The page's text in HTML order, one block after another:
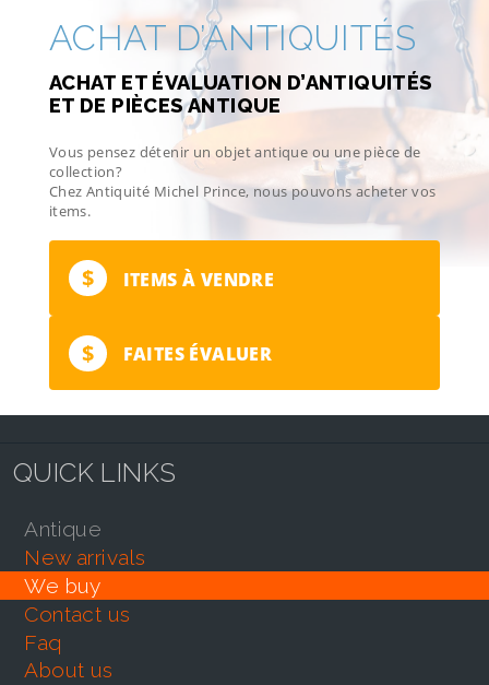
ACHAT D’ANTIQUITÉS
ACHAT ET ÉVALUATION D’ANTIQUITÉS
ET DE PIÈCES ANTIQUE
Vous pensez détenir un objet antique ou une pièce de
collection?
Chez Antiquité Michel Prince, nous pouvons acheter vos
items.
$ ITEMS À VENDRE
$ FAITES ÉVALUER
QUICK LINKS
antique
new arrivals
we buy
contact us
faq
about us